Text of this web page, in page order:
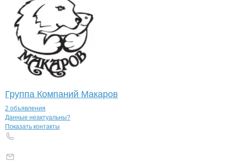
Группа Компаний Макаров
2 объявления
Контактыкомпании
+7(800)000-00-..
Данные неактуальны?
Показать контакты